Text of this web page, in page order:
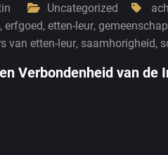
Uncategorized
, erfgoed, etten-leur, gemeenschap
van etten-leur, saamhorigheid,
Verbondenheid van de